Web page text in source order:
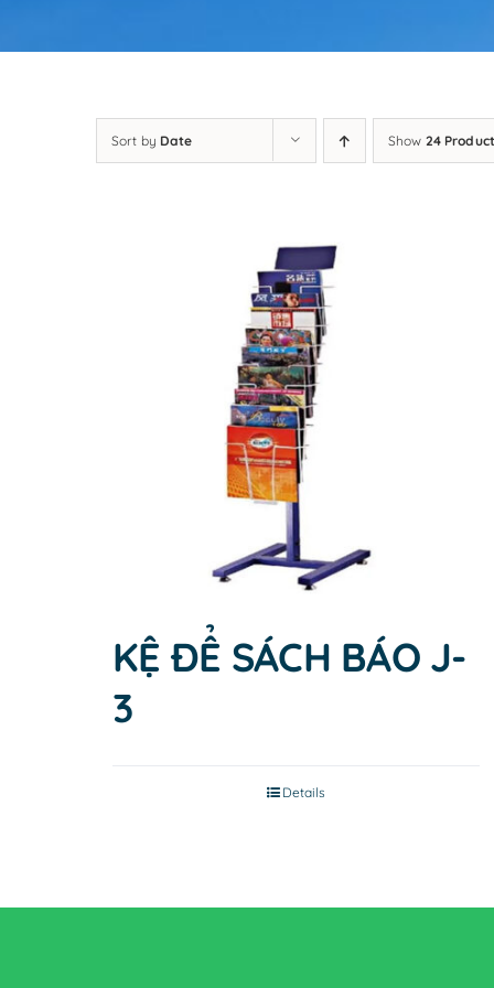
Sort by Date Show 24
KỆ ĐỂ SÁCH BÁO J-
3
Details